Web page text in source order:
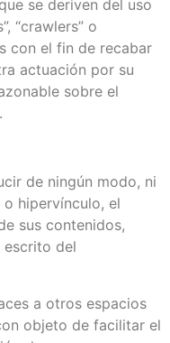
se deriven del uso
“crawlers” o
con el fin de recabar
actuación por su
sobre el
de ningún modo, ni
hipervínculo, el
sus contenidos,
escrito del
a otros espacios
objeto de facilitar el